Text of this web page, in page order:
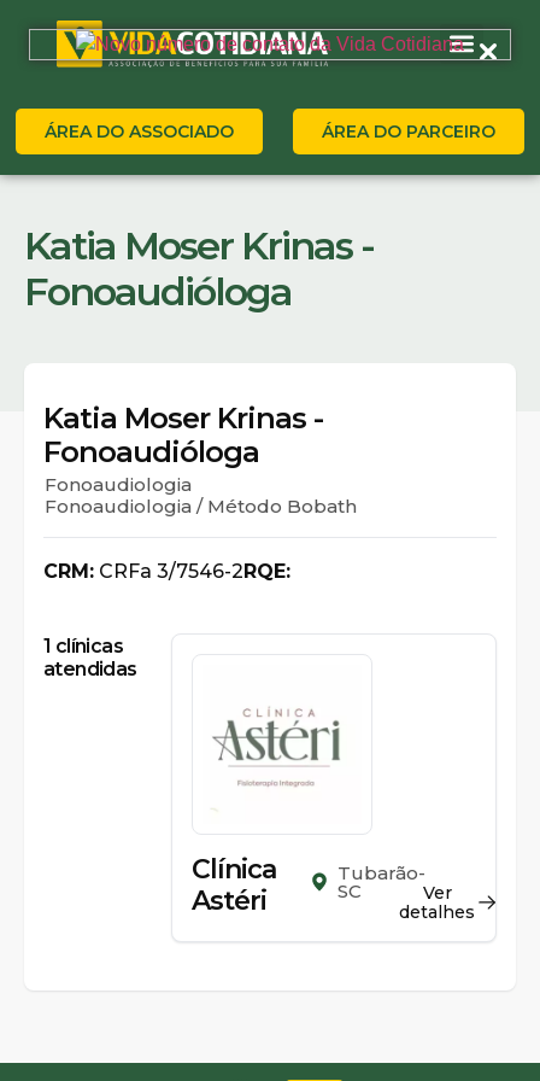
ÁREA DO ASSOCIADO ÁREA DO PARCEIRO
Katia Moser Krinas -
Fonoaudióloga
Katia Moser Krinas -
Fonoaudióloga
Fonoaudiologia
Fonoaudiologia / Método Bobath
CRM: CRFa 3/7546-2RQE:
1 clínicas
atendidas
Clínica
Astéri
Tubarão-
SC
Ver
detalhes